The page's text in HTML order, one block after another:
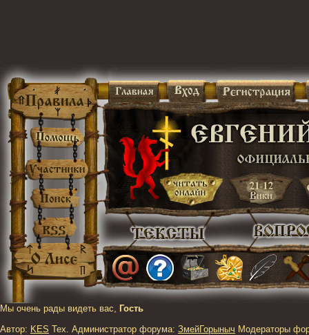
Мы очень рады видеть вас, Гость
Автор: KES Тех. Администратор форума: ЗмейГорыныч Модераторы